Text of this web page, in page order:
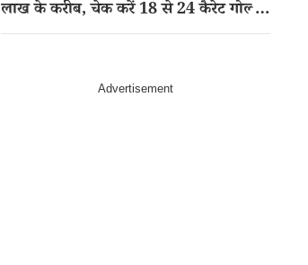
लाख के करीब, चेक करें 18 से 24 कैरेट गोल्ड
का रेट